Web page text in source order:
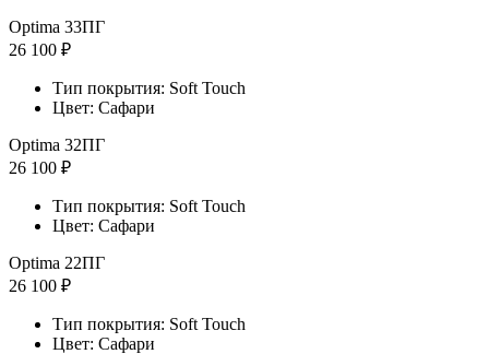
Optima 33ПГ
26 100 ₽
Тип покрытия: Soft Touch
Цвет: Сафари
Optima 32ПГ
26 100 ₽
Тип покрытия: Soft Touch
Цвет: Сафари
Optima 22ПГ
26 100 ₽
Тип покрытия: Soft Touch
Цвет: Сафари